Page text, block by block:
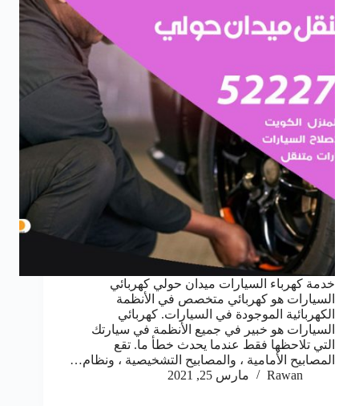
خدمة كهرباء السيارات ميدان حولي كهربائي
السيارات هو كهربائي متخصص في الأنظمة
الكهربائية الموجودة في السيارات. كهربائي
السيارات هو خبير في جميع الأنظمة في سيارتك
التي تلاحظها فقط عندما يحدث خطأ ما. تقع
المصابيح الأمامية ، والمصابيح التشخيصية ، ونظام…
Rawan
مارس 25, 2021